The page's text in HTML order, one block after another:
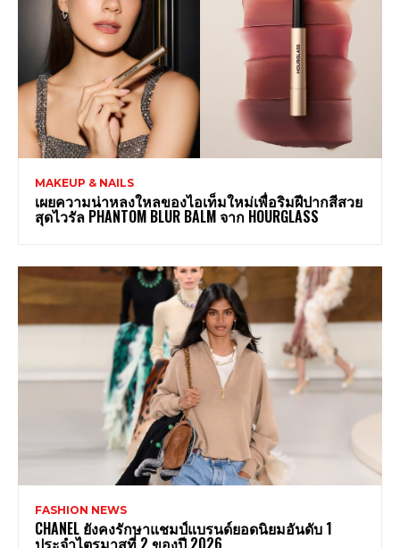
MAKEUP & NAILS
เผยความน่าหลงใหลของไอเท็มใหม่เพื่อริมฝีปากสีสวย
สุดไวรัล PHANTOM BLUR BALM จาก HOURGLASS
FASHION NEWS
CHANEL ยังคงรักษาแชมป์แบรนด์ยอดนิยมอันดับ 1
ประจำไตรมาสที่ 2 ของปี 2026